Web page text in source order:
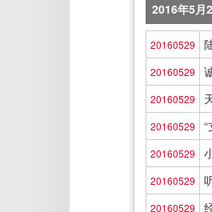
2016年5月
20160529
20160529
20160529
20160529
20160529
20160529
20160529